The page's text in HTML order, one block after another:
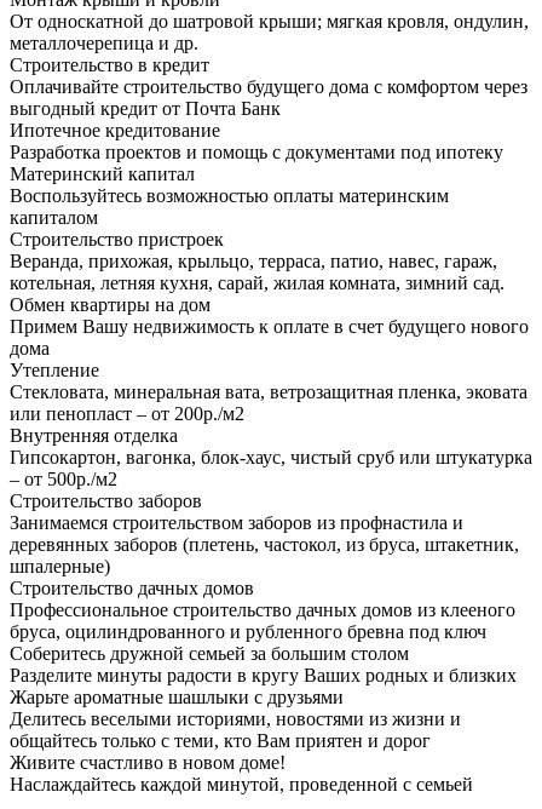
От односкатной до шатровой крыши; мягкая кровля, ондулин,
металлочерепица и др.
Строительство в кредит
Оплачивайте строительство будущего дома с комфортом через
выгодный кредит от Почта Банк
Ипотечное кредитование
Разработка проектов и помощь с документами под ипотеку
Материнский капитал
Воспользуйтесь возможностью оплаты материнским
капиталом
Строительство пристроек
Веранда, прихожая, крыльцо, терраса, патио, навес, гараж,
котельная, летняя кухня, сарай, жилая комната, зимний сад.
Обмен квартиры на дом
Примем Вашу недвижимость к оплате в счет будущего нового
дома
Утепление
Стекловата, минеральная вата, ветрозащитная пленка, эковата
или пенопласт – от 200р./м2
Внутренняя отделка
Гипсокартон, вагонка, блок-хаус, чистый сруб или штукатурка
– от 500р./м2
Строительство заборов
Занимаемся строительством заборов из профнастила и
деревянных заборов (плетень, частокол, из бруса, штакетник,
шпалерные)
Строительство дачных домов
Профессиональное строительство дачных домов из клееного
бруса, оцилиндрованного и рубленного бревна под ключ
Соберитесь дружной семьей за большим столом
Разделите минуты радости в кругу Ваших родных и близких
Жарьте ароматные шашлыки с друзьями
Делитесь веселыми историями, новостями из жизни и
общайтесь только с теми, кто Вам приятен и дорог
Живите счастливо в новом доме!
Наслаждайтесь каждой минутой, проведенной с семьей